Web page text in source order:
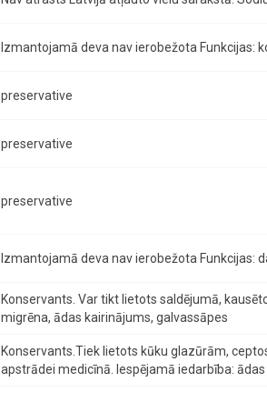
Izmantojamā deva nav ierobežota Funkcijas:
preservative
preservative
preservative
Izmantojamā deva nav ierobežota Funkcijas:
Konservants. Var tikt lietots saldējumā,
migrēna, ādas kairinājums, galvassāpes
Konservants.Tiek lietots kūku glazūrām,
apstrādei medicīnā. Iespējamā iedarbība: ādas